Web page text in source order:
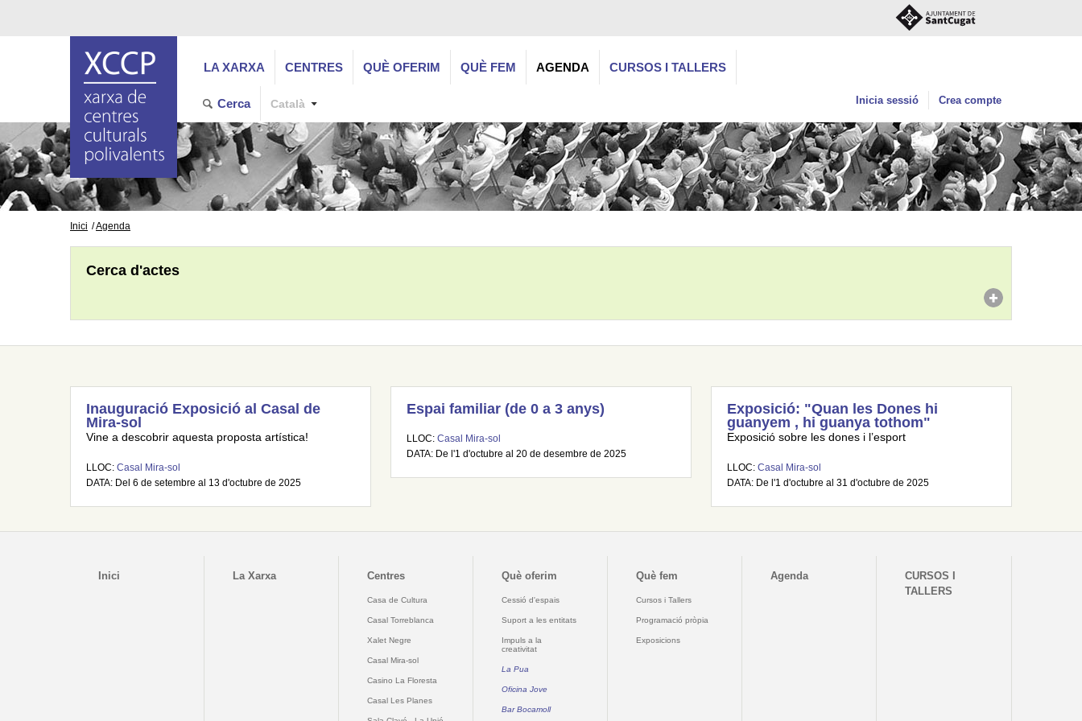
LA XARXA CENTRES QUÈ OFERIM QUÈ FEM AGENDA CURSOS I TALLERS
Cerca Català Inicia sessió Crea compte
Inici Agenda
Cerca d'actes
Inauguració Exposició al Casal de
Mira-sol
Vine a descobrir aquesta proposta artística!
LLOC: Casal Mira-sol
DATA: Del 6 de setembre al 13 d'octubre de 2025
Espai familiar (de 0 a 3 anys)
LLOC: Casal Mira-sol
DATA: De l'1 d'octubre al 20 de desembre de 2025
Exposició: "Quan les Dones hi
guanyem , hi guanya tothom"
Exposició sobre les dones i l’esport
LLOC: Casal Mira-sol
DATA: De l'1 d'octubre al 31 d'octubre de 2025
Inici La Xarxa Centres
Casa de Cultura
Casal Torreblanca
Xalet Negre
Casal Mira-sol
Casino La Floresta
Casal Les Planes
Què oferim
Cessió d'espais
Suport a les entitats
Impuls a la
creativitat
La Pua
Oficina Jove
Bar Bocamoll
Què fem
Cursos i Tallers
Programació pròpia
Exposicions
Agenda
CURSOS I
TALLERS